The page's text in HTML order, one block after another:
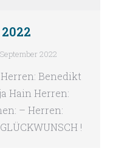
2022
Benedikt
Hain Herren:
– Herren:
!